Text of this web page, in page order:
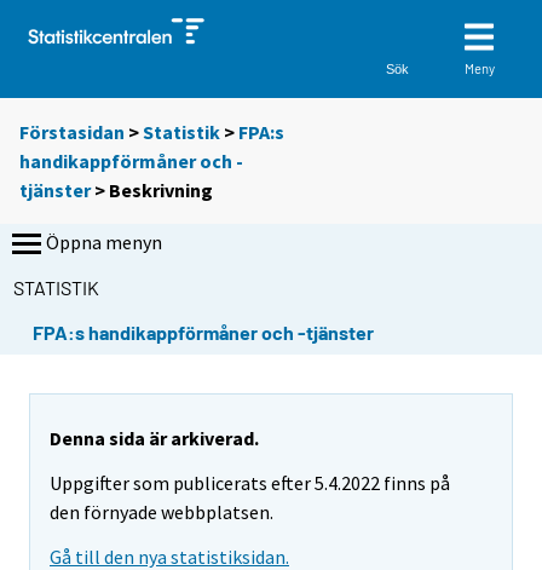
Sök Meny
Förstasidan >Statistik > FPA:s
handikappförmåner och -
tjänster> Beskrivning
Öppna menyn
STATISTIK
FPA:s handikappförmåner och -tjänster
Denna sida är arkiverad.
Uppgifter som publicerats efter 5.4.2022 finns på
den förnyade webbplatsen.
Gå till den nya statistiksidan.